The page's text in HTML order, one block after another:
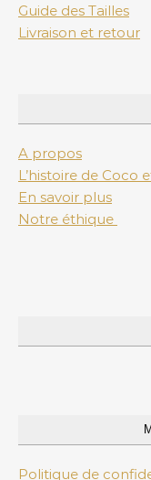
Guide des Tailles
Livraison et retour
A propos
L’histoire de Coco
En savoir plus
Notre éthique
Politique de